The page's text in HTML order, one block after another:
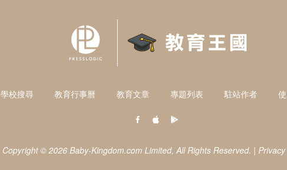
學校搜尋 教育行事曆 教育文章 專題列表 駐站作者
Copyright © 2026 Baby-Kingdom.com Limited, All Rights Reserved. |